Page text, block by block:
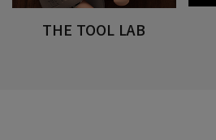
THE TOOL LAB